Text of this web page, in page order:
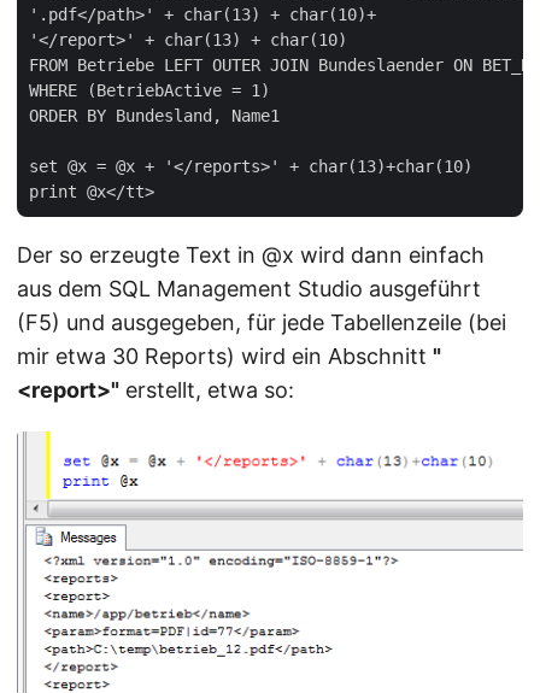
'.pdf</path>' + char(13) + char(10)+
'</report>' + char(13) + char(10)
FROM Betriebe LEFT OUTER JOIN Bundeslaender ON
WHERE (BetriebActive = 1)
ORDER BY Bundesland, Name1
set @x = @x + '</reports>' + char(13)+char(10)
Der so erzeugte Text in @x wird dann einfach
aus dem SQL Management Studio ausgeführt
(F5) und ausgegeben, für jede Tabellenzeile (bei
mir etwa 30 Reports) wird ein Abschnitt "
<report>" erstellt, etwa so: